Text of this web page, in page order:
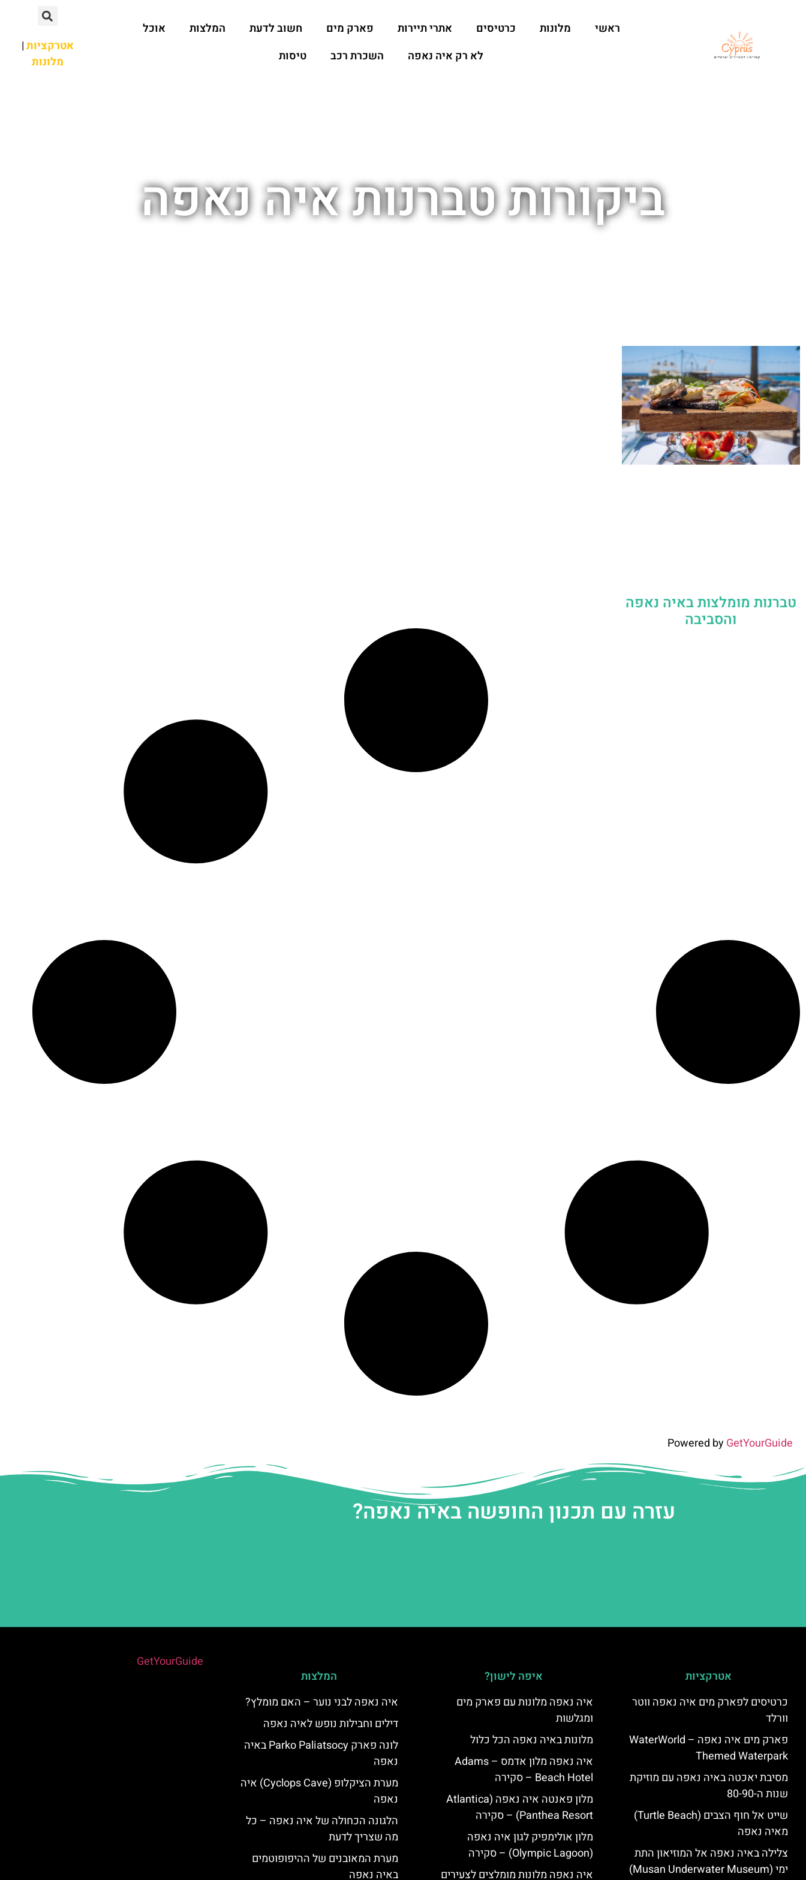
ראשי מלונות כרטיסים אתרי תיירות פארק מים חשוב לדעת המלצות
אוכל
לא רק איה נאפה
השכרת רכב טיסות
אטרקציות|
מלונות
ביקורות טברנות איה נאפה
טברנות מומלצות באיה נאפה
והסביבה
Powered byGetYourGuide
עזרה עם תכנון החופשה באיה נאפה?
אטרקציות
כרטיסים לפארק מים איה נאפה ווטר
וורלד
פארק מים איה נאפה – ‪‪WaterWorld
Themed Waterpark‬‬
מסיבת יאכטה באיה נאפה עם מוזיקת
שנות ה-80-90
שייט אל חוף הצבים (Turtle Beach)
מאיה נאפה
צלילה באיה נאפה אל המוזיאון התת
ימי (Musan Underwater Museum)
איפה לישון?
איה נאפה מלונות עם פארק מים
ומגלשות
מלונות באיה נאפה הכל כלול
איה נאפה מלון אדמס – Adams
Beach Hotel – סקירה
מלון פאנטה איה נאפה (Atlantica
Panthea Resort) – סקירה
מלון אולימפיק לגון איה נאפה
(Olympic Lagoon) – סקירה
איה נאפה מלונות מומלצים לצעירים
המלצות
איה נאפה לבני נוער – האם מומלץ?
דילים וחבילות נופש לאיה נאפה
לונה פארק Parko Paliatsocy באיה
נאפה
מערת הציקלופ (Cyclops Cave) איה
נאפה
הלגונה הכחולה של איה נאפה – כל
מה שצריך לדעת
מערת המאובנים של ההיפופוטמים
באיה נאפה
GetYourGuide